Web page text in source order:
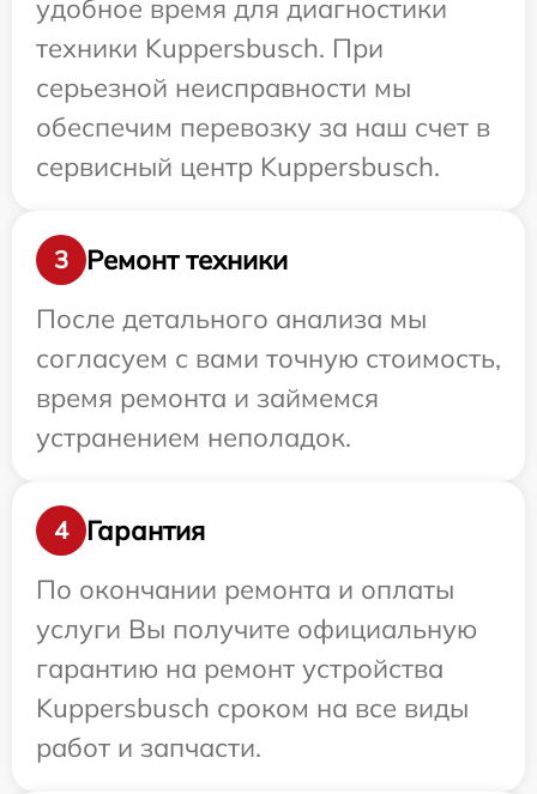
удобное время для диагностики
техники Kuppersbusch. При
серьезной неисправности мы
обеспечим перевозку за наш счет в
сервисный центр Kuppersbusch.
3
Ремонт техники
После детального анализа мы
согласуем с вами точную стоимость,
время ремонта и займемся
устранением неполадок.
4
Гарантия
По окончании ремонта и оплаты
услуги Вы получите официальную
гарантию на ремонт устройства
Kuppersbusch сроком на все виды
работ и запчасти.